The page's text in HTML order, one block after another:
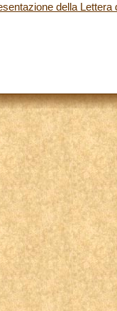
della